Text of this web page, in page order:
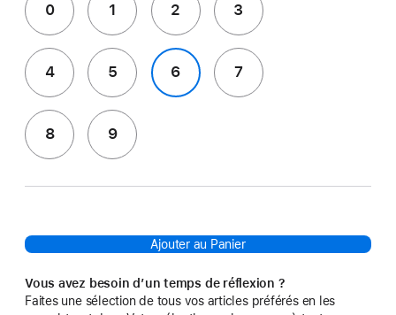
0 1 2 3
4 5 6 7
8 9
Ajouter au Panier
Vous avez besoin d’un temps de réflexion ?
Faites une sélection de tous vos articles préférés en les